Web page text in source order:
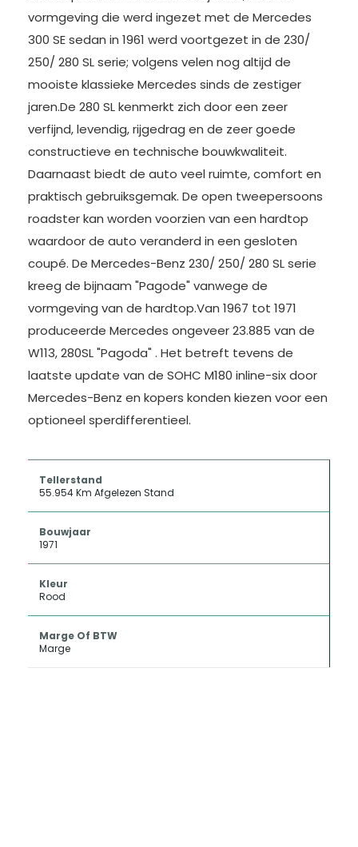
vormgeving die werd ingezet met de Mercedes
300 SE sedan in 1961 werd voortgezet in de 230/
250/ 280 SL serie; volgens velen nog altijd de
mooiste klassieke Mercedes sinds de zestiger
jaren.De 280 SL kenmerkt zich door een zeer
verfijnd, levendig, rijgedrag en de zeer goede
constructieve en technische bouwkwaliteit.
Daarnaast biedt de auto veel ruimte, comfort en
praktisch gebruiksgemak. De open tweepersoons
roadster kan worden voorzien van een hardtop
waardoor de auto veranderd in een gesloten
coupé. De Mercedes-Benz 230/ 250/ 280 SL serie
kreeg de bijnaam "Pagode" vanwege de
vormgeving van de hardtop.Van 1967 tot 1971
produceerde Mercedes ongeveer 23.885 van de
W113, 280SL "Pagoda" . Het betreft tevens de
laatste update van de SOHC M180 inline-six door
Mercedes-Benz en kopers konden kiezen voor een
optioneel sperdifferentieel.
Tellerstand
55.954 Km Afgelezen Stand
Bouwjaar
1971
Kleur
Rood
Marge Of BTW
Marge